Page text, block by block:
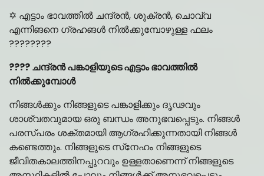
✡️ എട്ടാം ഭാവത്തിൽ ചന്ദ്രൻ, ശുക്രൻ, ചൊവ്വ
എന്നിങനെ ഗ്രഹങൾ നിൽക്കുമ്പോഴുള്ള ഫലം
????????
???? ചന്ദ്രൻ പങ്കാളിയുടെ എട്ടാം ഭാവത്തിൽ
നിൽക്കുമ്പോൾ
നിങ്ങൾക്കും നിങ്ങളുടെ പങ്കാളിക്കും ദൃഢവും
ശാശ്വതവുമായ ഒരു ബന്ധം അനുഭവപ്പെടും. നിങ്ങൾ
പരസ്പരം ശക്തമായി ആഗ്രഹിക്കുന്നതായി നിങ്ങൾ
കണ്ടെത്തും. നിങ്ങളുടെ സ്‌നേഹം നിങ്ങളുടെ
ജീവിതകാലത്തിനപ്പുറവും ഉള്ളതാണെന്ന് നിങ്ങളുടെ